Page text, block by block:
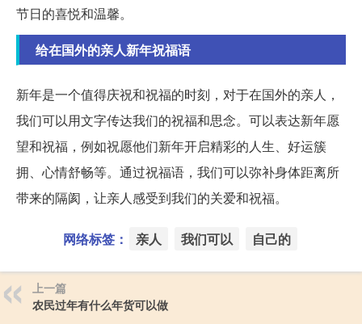
节日的喜悦和温馨。
给在国外的亲人新年祝福语
新年是一个值得庆祝和祝福的时刻，对于在国外的亲人，
我们可以用文字传达我们的祝福和思念。可以表达新年愿
望和祝福，例如祝愿他们新年开启精彩的人生、好运簇
拥、心情舒畅等。通过祝福语，我们可以弥补身体距离所
带来的隔阂，让亲人感受到我们的关爱和祝福。
网络标签： 亲人 我们可以 自己的
上一篇
农民过年有什么年货可以做